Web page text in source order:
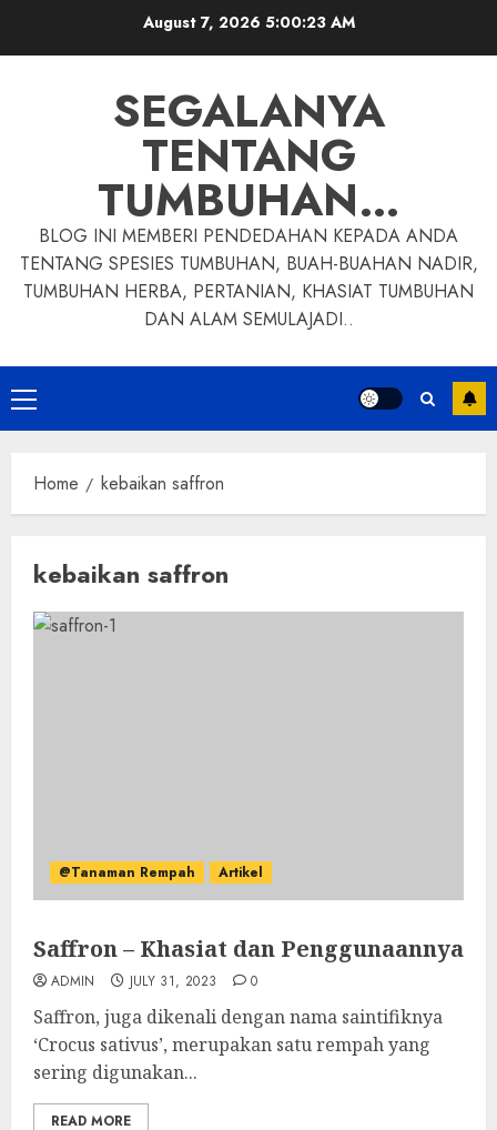
August 7, 2026 5:00:24 AM
SEGALANYA
TENTANG
TUMBUHAN…
BLOG INI MEMBERI PENDEDAHAN KEPADA ANDA
TENTANG SPESIES TUMBUHAN, BUAH-BUAHAN NADIR,
TUMBUHAN HERBA, PERTANIAN, KHASIAT TUMBUHAN
DAN ALAM SEMULAJADI..
Primary
Menu
Home kebaikan saffron
kebaikan saffron
@Tanaman Rempah Artikel
Saffron – Khasiat dan Penggunaannya
ADMIN JULY 31, 2023 0
Saffron, juga dikenali dengan nama saintifiknya
‘Crocus sativus’, merupakan satu rempah yang
sering digunakan...
READ MORE